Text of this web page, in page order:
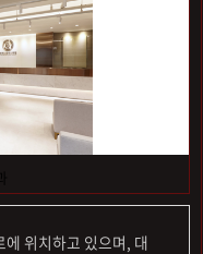
위치하고 있으며, 대